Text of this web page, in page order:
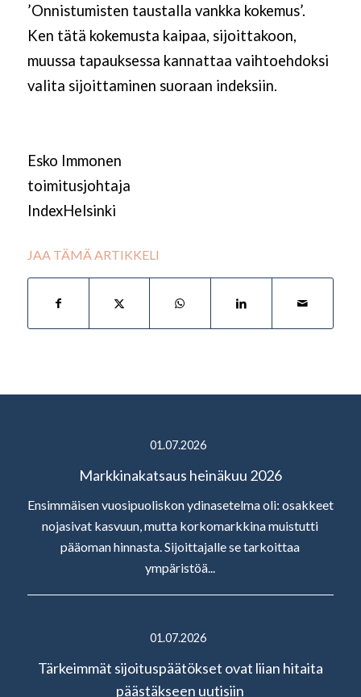
’Onnistumisten taustalla vankka kokemus’.
Ken tätä kokemusta kaipaa, sijoittakoon,
muussa tapauksessa kannattaa vaihtoehdoksi
valita sijoittaminen suoraan indeksiin.
Esko Immonen
toimitusjohtaja
IndexHelsinki
JAA TÄMÄ ARTIKKELI
01.07.2026
Markkinakatsaus heinäkuu 2026
Ensimmäisen vuosipuoliskon ydinasetelma oli: osakkeet
nojasivat kasvuun, mutta korkomarkkina muistutti
pääoman hinnasta. Sijoittajalle se tarkoittaa
ympäristöä...
01.07.2026
Tärkeimmät sijoituspäätökset ovat liian hitaita
päästäkseen uutisiin